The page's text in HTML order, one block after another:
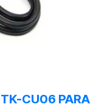
TK-CU06 PARA